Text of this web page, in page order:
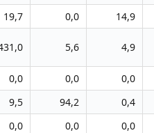
19,7
0,0 14,9
5,6 4,9
0,0 0,0 0,0
9,5
94,2 0,4
0,0
0,0 0,0